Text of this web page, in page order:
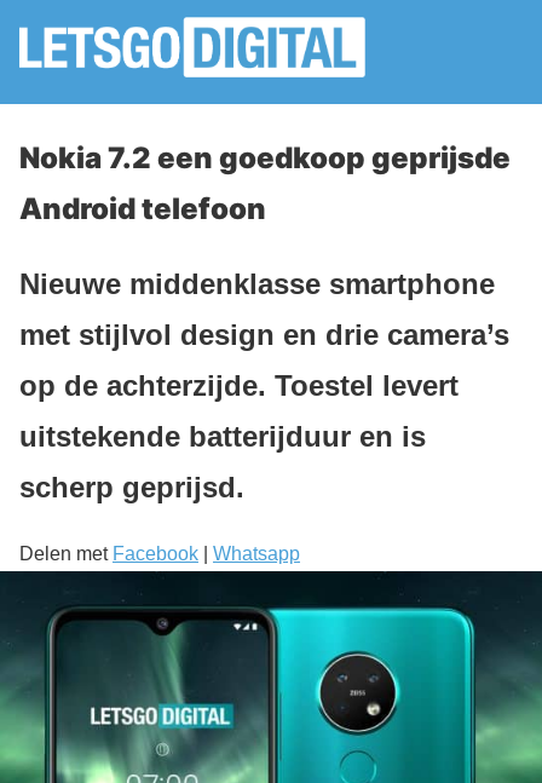
Nokia 7.2 een goedkoop geprijsde
Android telefoon
Nieuwe middenklasse smartphone
met stijlvol design en drie camera’s
op de achterzijde. Toestel levert
uitstekende batterijduur en is
scherp geprijsd.
Delen met Facebook Whatsapp